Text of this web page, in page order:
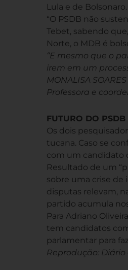
Lula e de Bolsonaro.
“O PSDB não
Tebet, sabendo
Norte, o MDB é
“E mesmo que o
irem em um
MONALISA SOARES
Professora e
FUTURO DO PSDB
Os dois
tucana. Caso se
com um candidato
Resultado de um
sobre uma crise de
disputas relevam,
partido acumula
Para Adriano
tem candidatos
parlamentar para
Reprodução: